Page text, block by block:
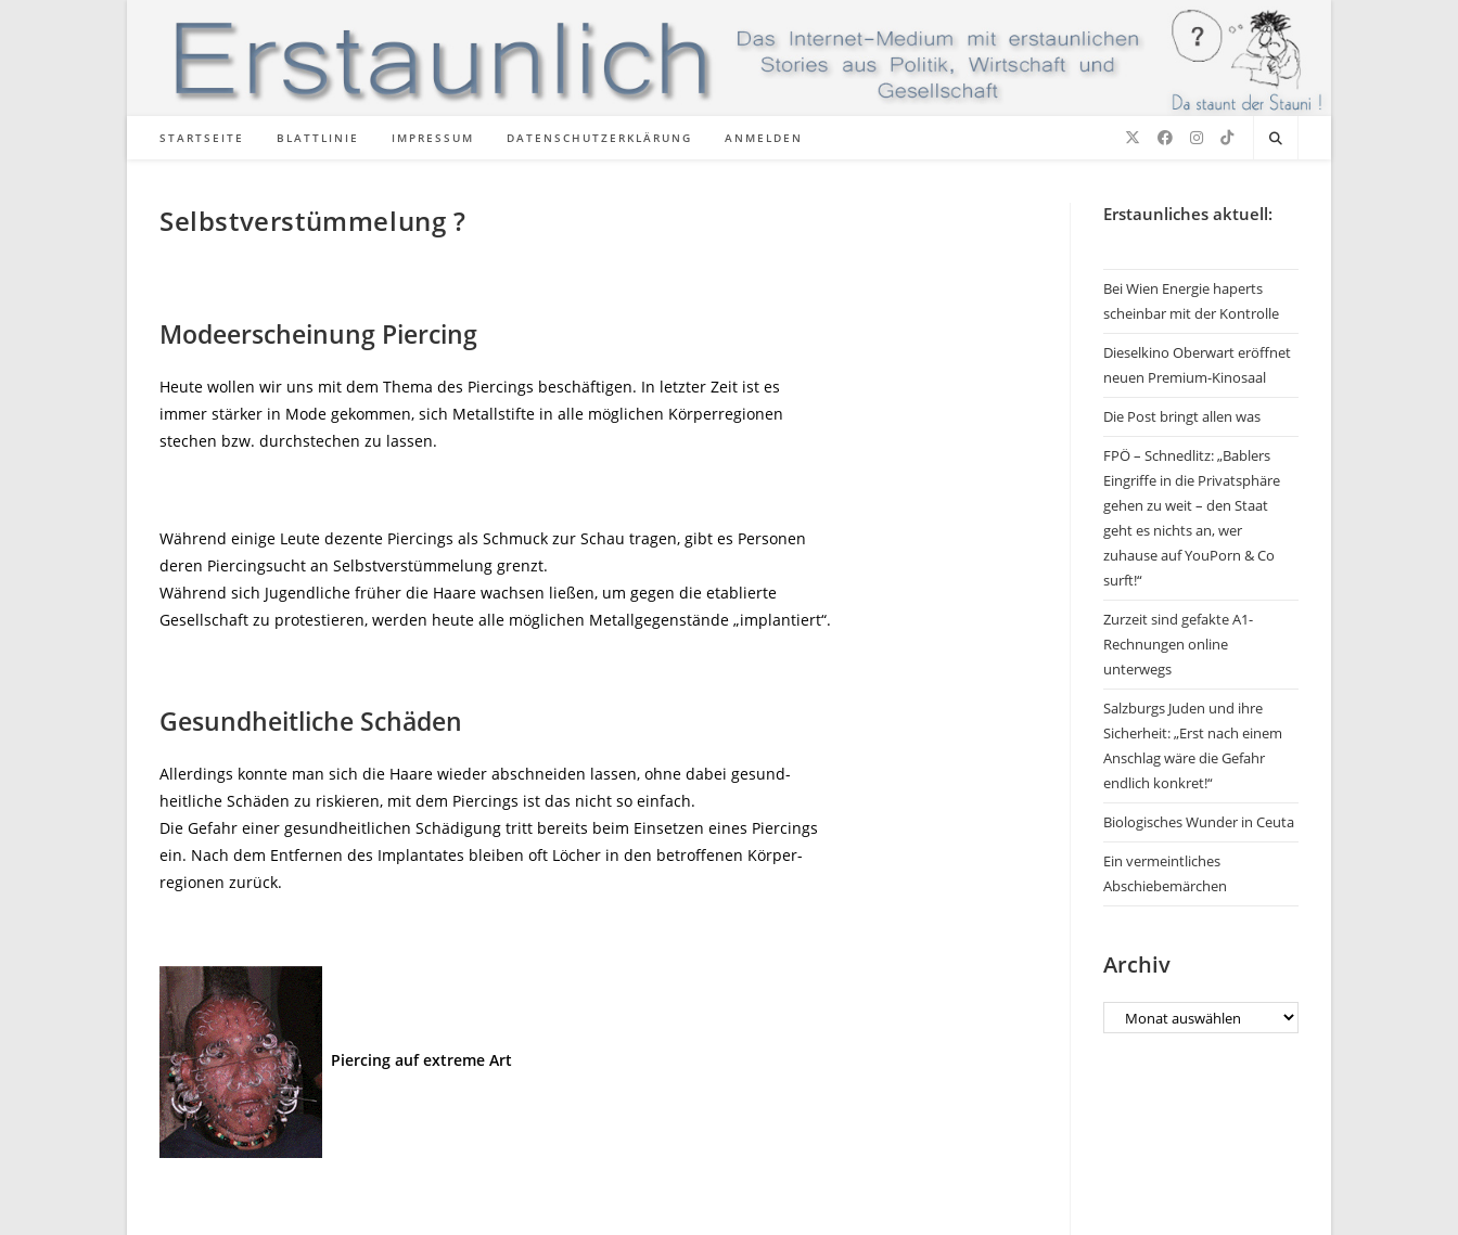
STARTSEITE BLATTLINIE IMPRESSUM DATENSCHUTZERKLÄRUNG ANMELDEN
Selbstverstümmelung ?
Modeerscheinung Piercing
Heute wollen wir uns mit dem Thema des Piercings beschäftigen. In letzter Zeit ist es
immer stärker in Mode gekommen, sich Metallstifte in alle möglichen Körperregionen
stechen bzw. durchstechen zu lassen.
Während einige Leute dezente Piercings als Schmuck zur Schau tragen, gibt es Personen
deren Piercingsucht an Selbstverstümmelung grenzt.
Während sich Jugendliche früher die Haare wachsen ließen, um gegen die etablierte
Gesellschaft zu protestieren, werden heute alle möglichen Metallgegenstände „implantiert“.
Gesundheitliche Schäden
Allerdings konnte man sich die Haare wieder abschneiden lassen, ohne dabei gesund-
heitliche Schäden zu riskieren, mit dem Piercings ist das nicht so einfach.
Die Gefahr einer gesundheitlichen Schädigung tritt bereits beim Einsetzen eines Piercings
ein. Nach dem Entfernen des Implantates bleiben oft Löcher in den betroffenen Körper-
regionen zurück.
Piercing auf extreme Art
Erstaunliches aktuell:
Bei Wien Energie haperts
scheinbar mit der Kontrolle
Dieselkino Oberwart eröffnet
neuen Premium-Kinosaal
Die Post bringt allen was
FPÖ – Schnedlitz: „Bablers
Eingriffe in die Privatsphäre
gehen zu weit – den Staat
geht es nichts an, wer
zuhause auf YouPorn & Co
surft!“
Zurzeit sind gefakte A1-
Rechnungen online
unterwegs
Salzburgs Juden und ihre
Sicherheit: „Erst nach einem
Anschlag wäre die Gefahr
endlich konkret!“
Biologisches Wunder in Ceuta
Ein vermeintliches
Abschiebemärchen
Archiv
Archiv